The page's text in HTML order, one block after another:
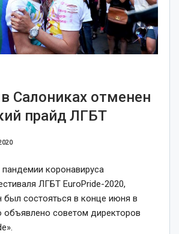
в Салониках отменен
прайд ЛГБТ
коронавируса
ЛГБТ EuroPride-2020,
состояться в конце июня в
объявлено советом директоров